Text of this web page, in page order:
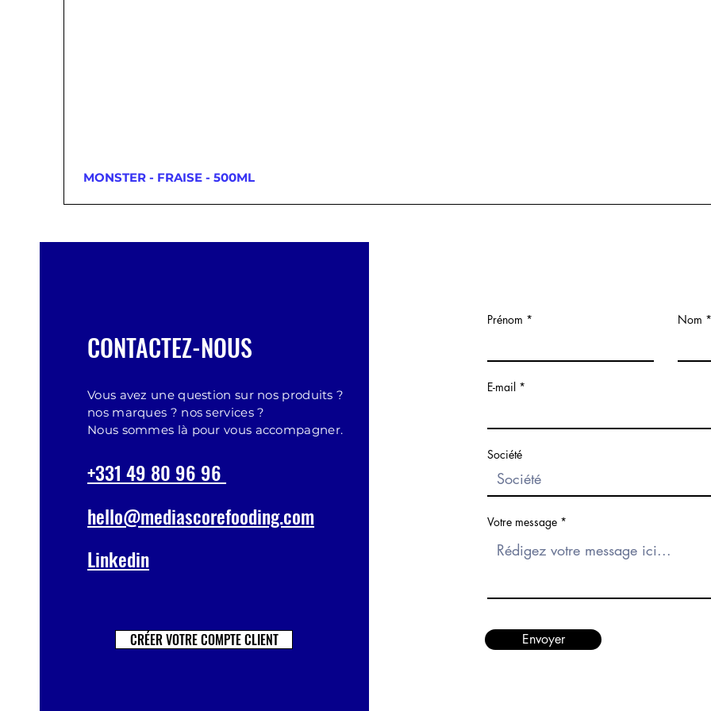
MONSTER - FRAISE - 500ML
CONTACTEZ-NOUS
Vous avez une question sur nos produits ?
nos marques ? nos services ?
Nous sommes là pour vous accompagner.
+331 49 80 96 96
hello@mediascorefooding.com
Linkedin
CRÉER VOTRE COMPTE CLIENT
Prénom Nom
E-mail
Société
Votre message
Envoyer